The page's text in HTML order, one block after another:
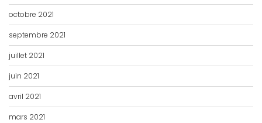
octobre 2021
septembre 2021
juillet 2021
juin 2021
avril 2021
mars 2021